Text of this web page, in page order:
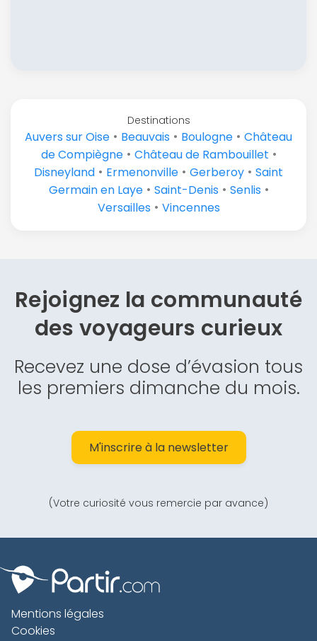
Destinations
Auvers sur Oise • Beauvais • Boulogne • Château
de Compiègne• Château de Rambouillet •
Disneyland • Ermenonville • Gerberoy • Saint
Germain en Laye• Saint-Denis • Senlis •
Versailles • Vincennes
Rejoignez la communauté
desvoyageurs curieux
Recevez une dose d’évasion tous
les premiers dimanche du mois.
M'inscrire à la newsletter
(Votre curiosité vous remercie par avance)
Mentions légales
Cookies